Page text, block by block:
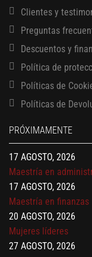
Clientes y
Preguntas
Descuentos y
Política de
Políticas de
Políticas de
PRÓXIMAMENTE
13 AGOSTO, 2026
Finanzas para no
Gerencia de
Maestría en
17 AGOSTO, 2026
Maestría en finanzas
20 AGOSTO, 2026
Mujeres líderes
27 AGOSTO, 2026
Negociación y